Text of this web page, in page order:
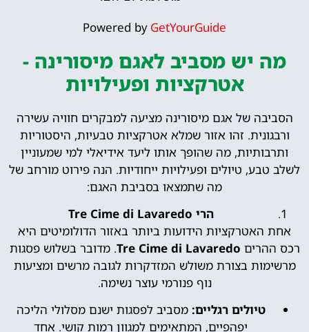
Powered by GetYourGuide
מה יש מסביב לאגם מיסורינה -
אטרקציות ופעילויות
הסביבה של אגם מיסורינה מציעה למבקרים חוויה עשירה
ורבגונית. זהו אזור שמלא אטרקציות טבעיות, היסטוריות
ותרבותיות, מה שהופך אותו ליעד אידיאלי למי שמעוניין
לשלב טבע, טיולים ופעילויות ייחודיות. הנה פירוט מורחב של
מה שתמצאו בסביבת האגם:
הרי Tre Cime di Lavaredo
אחת האטרקציות הידועות ביותר באזור הדולומיטים היא
רכס ההרים Tre Cime di Lavaredo. מדובר בשלוש פסגות
מרשימות בצורת משולש המזדקרות לגובה מרשים ומציעות
נוף פנורמי עוצר נשימה.
טיולים רגליים: מסביב לפסגות ישנם מסלולי הליכה
יפהפיים, המתאימים למגוון רמות קושי. אחד